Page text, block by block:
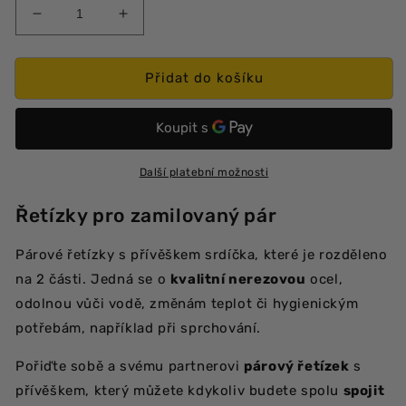
množství
produktu
párové
spojovací
Zvýšit
množství
produktu
Srdíčkové
párové
spojovací
Přidat do košíku
Další platební možnosti
Řetízky pro zamilovaný pár
Párové řetízky s přívěškem srdíčka, které je rozděleno
na 2 části. Jedná se o kvalitní nerezovou ocel,
odolnou vůči vodě, změnám teplot či hygienickým
potřebám, například při sprchování.
Pořiďte sobě a svému partnerovi párový řetízek s
přívěškem, který můžete kdykoliv budete spolu spojit